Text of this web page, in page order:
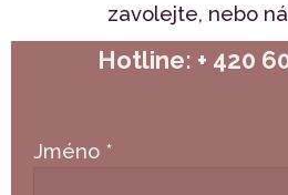
zavolejte, nebo
Hotline: + 420
Jméno *